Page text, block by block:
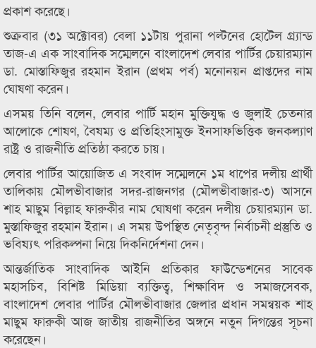
প্রকাশ করেছে।
শুক্রবার (৩১ অক্টোবর) বেলা ১১টায় পুরানা পল্টনের হোটেল গ্র্যান্ড
তাজ-এ এক সাংবাদিক সম্মেলনে বাংলাদেশ লেবার পার্টির চেয়ারম্যান
ডা. মোস্তাফিজুর রহমান ইরান (প্রথম পর্ব) মনোনয়ন প্রাপ্তদের নাম
ঘোষণা করেন।
এসময় তিনি বলেন, লেবার পার্টি মহান মুক্তিযুদ্ধ ও জুলাই চেতনার
আলোকে শোষণ, বৈষম্য ও প্রতিহিংসামুক্ত ইনসাফভিত্তিক জনকল্যাণ
রাষ্ট্র ও রাজনীতি প্রতিষ্ঠা করতে চায়।
লেবার পার্টির আয়োজিত এ সংবাদ সম্মেলনে ১ম ধাপের দলীয় প্রার্থী
তালিকায় মৌলভীবাজার সদর-রাজনগর (মৌলভীবাজার-৩) আসনে
শাহ মাছুম বিল্লাহ ফারুকীর নাম ঘোষণা করেন দলীয় চেয়ারম্যান ডা.
মুস্তাফিজুর রহমান ইরান। এ সময় উপস্থিত নেতৃবৃন্দ নির্বাচনী প্রস্তুতি ও
ভবিষ্যৎ পরিকল্পনা নিয়ে দিকনির্দেশনা দেন।
আন্তর্জাতিক সাংবাদিক আইনি প্রতিকার ফাউন্ডেশনের সাবেক
মহাসচিব, বিশিষ্ট মিডিয়া ব্যক্তিত্ব, শিক্ষাবিদ ও সমাজসেবক,
বাংলাদেশ লেবার পার্টির মৌলভীবাজার জেলার প্রধান সমন্বয়ক শাহ
মাছুম ফারুকী আজ জাতীয় রাজনীতির অঙ্গনে নতুন দিগন্তের সূচনা
করেছেন।